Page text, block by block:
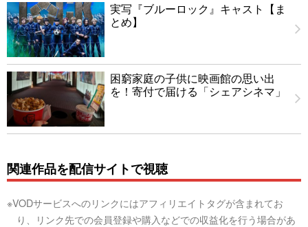
実写『ブルーロック』キャスト【ま
とめ】
困窮家庭の子供に映画館の思い出
を！寄付で届ける「シェアシネマ」
関連作品を配信サイトで視聴
※VODサービスへのリンクにはアフィリエイトタグが含まれてお
り、リンク先での会員登録や購入などでの収益化を行う場合があ